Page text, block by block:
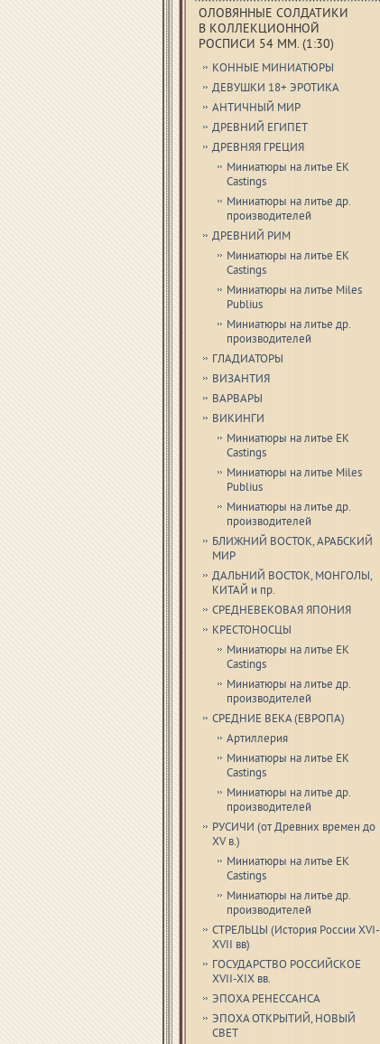
ОЛОВЯННЫЕ СОЛДАТИКИ
В КОЛЛЕКЦИОННОЙ
РОСПИСИ 54 ММ. (1:30)
КОННЫЕ МИНИАТЮРЫ
ДЕВУШКИ 18+ ЭРОТИКА
АНТИЧНЫЙ МИР
ДРЕВНИЙ ЕГИПЕТ
ДРЕВНЯЯ ГРЕЦИЯ
Миниатюры на литье EK
Castings
Миниатюры на литье др.
производителей
ДРЕВНИЙ РИМ
Миниатюры на литье EK
Castings
Миниатюры на литье Miles
Publius
Миниатюры на литье др.
производителей
ГЛАДИАТОРЫ
ВИЗАНТИЯ
ВАРВАРЫ
ВИКИНГИ
Миниатюры на литье EK
Castings
Миниатюры на литье Miles
Publius
Миниатюры на литье др.
производителей
БЛИЖНИЙ ВОСТОК, АРАБСКИЙ
МИР
ДАЛЬНИЙ ВОСТОК, МОНГОЛЫ,
КИТАЙ и пр.
СРЕДНЕВЕКОВАЯ ЯПОНИЯ
КРЕСТОНОСЦЫ
Миниатюры на литье EK
Castings
Миниатюры на литье др.
производителей
СРЕДНИЕ ВЕКА (ЕВРОПА)
Артиллерия
Миниатюры на литье EK
Castings
Миниатюры на литье др.
производителей
РУСИЧИ (от Древних времен до
XV в.)
Миниатюры на литье EK
Castings
Миниатюры на литье др.
производителей
СТРЕЛЬЦЫ (История России XVI-
XVII вв)
ГОСУДАРСТВО РОССИЙСКОЕ
XVII-XIX вв.
ЭПОХА РЕНЕССАНСА
ЭПОХА ОТКРЫТИЙ, НОВЫЙ
СВЕТ